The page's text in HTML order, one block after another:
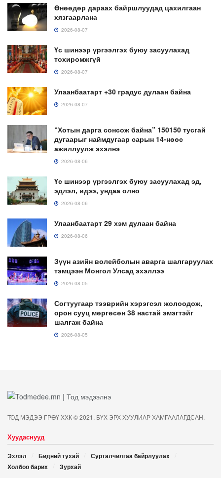
Өнөөдөр дараах байршлуудад цахилгаан
хязгаарлана
2026-08-07
Үс шинээр үргээлгэх буюу засуулахад
тохиромжгүй
2026-08-07
Улаанбаатарт +30 градус дулаан байна
2026-08-07
“Хотын дарга сонсож байна” 150150 тусгай
дугаарыг наймдугаар сарын 14-нөөс
ажиллуулж эхэлнэ
2026-08-06
Үс шинээр үргээлгэх буюу засуулахад эд,
эдлэл, идээ, ундаа олно
2026-08-06
Улаанбаатарт 29 хэм дулаан байна
2026-08-06
Зүүн азийн волейболын аварга шалгаруулах
тэмцээн Монгол Улсад эхэллээ
2026-08-05
Согтуугаар тээврийн хэрэгсэл жолоодож,
орон сууц мөргөсөн 38 настай эмэгтэйг
шалгаж байна
2026-08-05
ТОД МЭДЭЭ ГРӨҮ ХХК © 2021. БҮХ ЭРХ ХУУЛИАР ХАМГААЛАГДСАН.
Хуудаснууд
Эхлэл Бидний тухай
Сурталчилгаа байрлуулах
Холбоо барих
Зурхай